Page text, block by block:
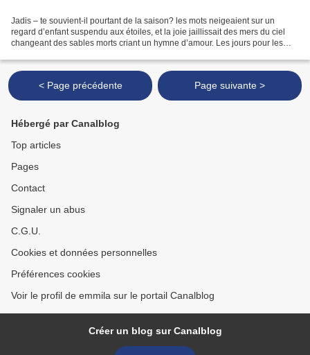
Jadis – te souvient-il pourtant de la saison? les mots neigeaient sur un
regard d’enfant suspendu aux étoiles, et la joie jaillissait des mers du ciel
changeant des sables morts criant un hymne d’amour. Les jours pour les
< Page précédente Page suivante >
Hébergé par Canalblog
Top articles
Pages
Contact
Signaler un abus
C.G.U.
Cookies et données personnelles
Préférences cookies
Voir le profil de emmila sur le portail Canalblog
Créer un blog sur Canalblog